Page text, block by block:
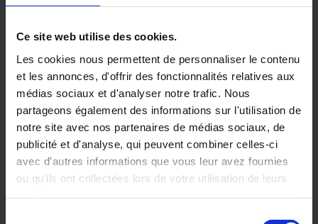
Ce site web utilise des cookies.
Les cookies nous permettent de personnaliser le contenu
et les annonces, d'offrir des fonctionnalités relatives aux
médias sociaux et d'analyser notre trafic. Nous
partageons également des informations sur l'utilisation de
notre site avec nos partenaires de médias sociaux, de
publicité et d'analyse, qui peuvent combiner celles-ci
avec d'autres informations que vous leur avez fournies
ou qu'ils ont collectées lors de votre utilisation de leurs
réalité préoccupante qui peut prendre différentes formes :
la négligence. Elle se manifeste souvent par un abus de
institution. Ces actes portent gravement atteinte à la dignité et
aux droits fondamentaux des personnes particulièrement
vulnérables. La sensibilisation et le signalement sont
essentiels pour briser le silence et protéger les victimes.